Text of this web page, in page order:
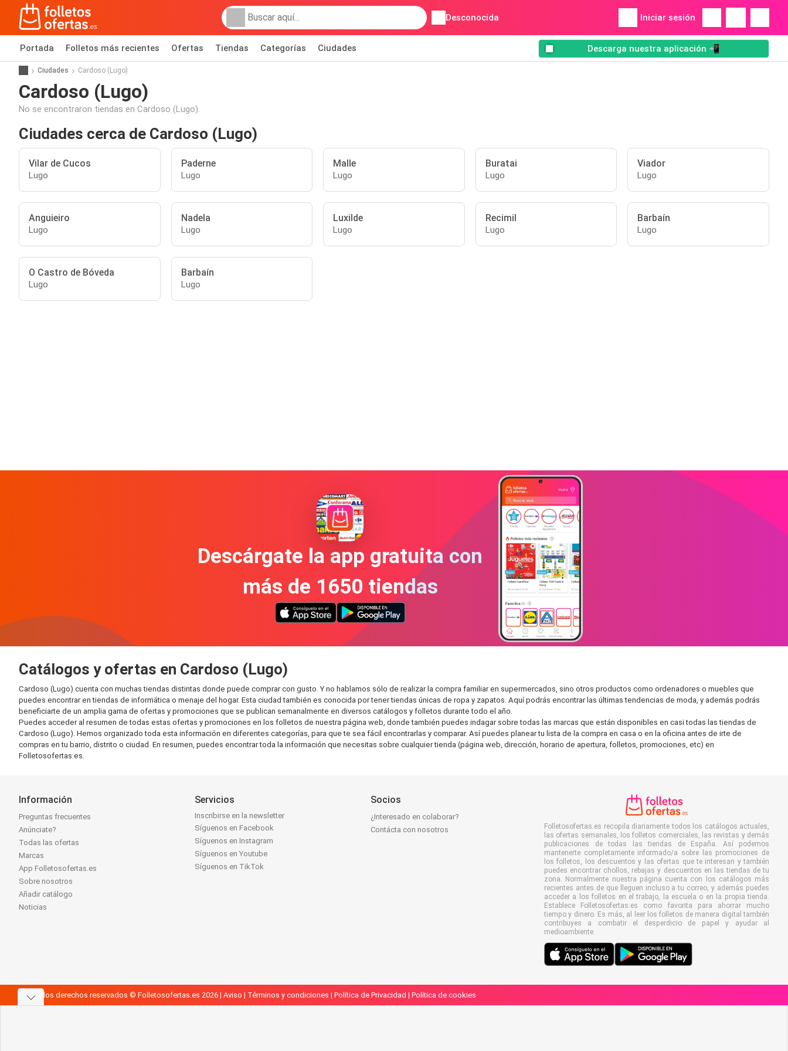
Desconocida Iniciar sesión
Portada Folletos más recientes Ofertas Tiendas Categorías Ciudades Descarga nuestra aplicación 📲
Ciudades Cardoso (Lugo)
Cardoso (Lugo)
No se encontraron tiendas en Cardoso (Lugo).
Ciudades cerca de Cardoso (Lugo)
Vilar de Cucos
Lugo
Paderne
Lugo
Malle
Lugo
Buratai
Lugo
Viador
Lugo
Anguieiro
Lugo
Nadela
Lugo
Luxilde
Lugo
Recimil
Lugo
Barbaín
Lugo
O Castro de Bóveda
Lugo
Barbaín
Lugo
Descárgate la app gratuita con
más de 1650 tiendas
Catálogos y ofertas en Cardoso (Lugo)
Cardoso (Lugo) cuenta con muchas tiendas distintas donde puede comprar con gusto. Y no hablamos sólo de realizar la compra familiar en supermercados, sino otros productos como ordenadores o muebles que
puedes encontrar en tiendas de informática o menaje del hogar. Esta ciudad también es conocida por tener tiendas únicas de ropa y zapatos. Aquí podrás encontrar las últimas tendencias de moda, y además podrás
beneficiarte de un amplia gama de ofertas y promociones que se publican semanalmente en diversos catálogos y folletos durante todo el año.
Puedes acceder al resumen de todas estas ofertas y promociones en los folletos de nuestra página web, donde también puedes indagar sobre todas las marcas que están disponibles en casi todas las tiendas de
Cardoso (Lugo). Hemos organizado toda esta información en diferentes categorías, para que te sea fácil encontrarlas y comparar. Así puedes planear tu lista de la compra en casa o en la oficina antes de irte de
compras en tu barrio, distrito o ciudad. En resumen, puedes encontrar toda la información que necesitas sobre cualquier tienda (página web, dirección, horario de apertura, folletos, promociones, etc) en
Folletosofertas.es.
Información
Preguntas frecuentes
Anúnciate?
Todas las ofertas
Marcas
App Folletosofertas.es
Sobre nosotros
Añadir catálogo
Noticias
Servicios
Inscribirse en la newsletter
Síguenos en Facebook
Síguenos en Instagram
Síguenos en Youtube
Síguenos en TikTok
Socios
¿Interesado en colaborar?
Contácta con nosotros
Folletosofertas.es recopila diariamente todos los catálogos actuales,
las ofertas semanales, los folletos comerciales, las revistas y demás
publicaciones de todas las tiendas de España. Así podemos
mantenerte completamente informado/a sobre las promociones de
los folletos, los descuentos y las ofertas que te interesan y también
puedes encontrar chollos, rebajas y descuentos en las tiendas de tu
zona. Normalmente nuestra página cuenta con los catálogos más
recientes antes de que lleguen incluso a tu correo, y además puedes
acceder a los folletos en el trabajo, la escuela o en la propia tienda.
Establece Folletosofertas.es como favorita para ahorrar mucho
tiempo y dinero. Es más, al leer los folletos de manera digital también
contribuyes a combatir el desperdicio de papel y ayudar al
medioambiente.
Todos los derechos reservados © Folletosofertas.es 2026 | Aviso | Términos y condiciones | Política de Privacidad | Política de cookies